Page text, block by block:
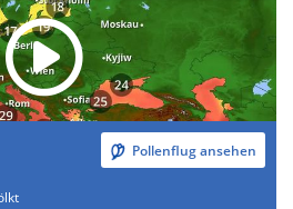
Pollenflug ansehen